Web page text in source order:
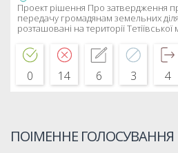
Проект рішення Про затвердження
передачу громадянам земельних
розташовані на території Тетіївської
0 14 6 3 4
ПОІМЕННЕ ГОЛОСУВАННЯ